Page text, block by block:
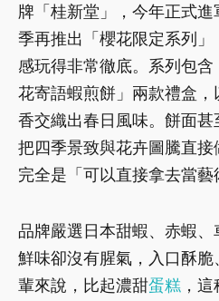
牌「桂新堂」，今年正式
季再推出「櫻花限定系列
感玩得非常徹底。系列包
花寄語蝦煎餅」兩款禮盒
香交織出春日風味。餅面甚
把四季景致與花卉圖騰直
完全是「可以直接拿去當藝
品牌嚴選日本甜蝦、赤蝦
鮮味卻沒有腥氣，入口酥
輩來說，比起濃甜蛋糕 ，